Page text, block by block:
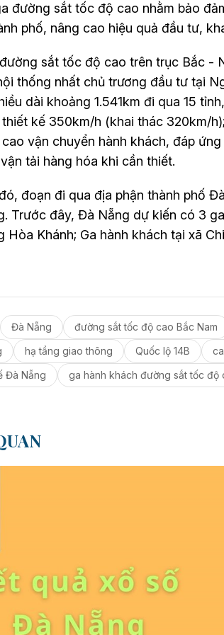
đường sắt tốc độ cao nhằm bảo
phố, nâng cao hiệu quả đầu tư,
sắt tốc độ cao trên trục Bắc -
thống nhất chủ trương đầu tư tại
dài khoảng 1.541km đi qua 15
kế 350km/h (khai thác 320km/
vận chuyển hành khách, đáp
tải hàng hóa khi cần thiết.
đoạn đi qua địa phận thành phố
Trước đây, Đà Nẵng dự kiến có 3
Hòa Khánh; Ga hành khách tại xã
Đà Nẵng đường sắt tốc độ cao Bắc Nam
hạ tầng giao thông Quốc lộ 14B
Đà Nẵng
ga hành khách đường sắt tốc độ